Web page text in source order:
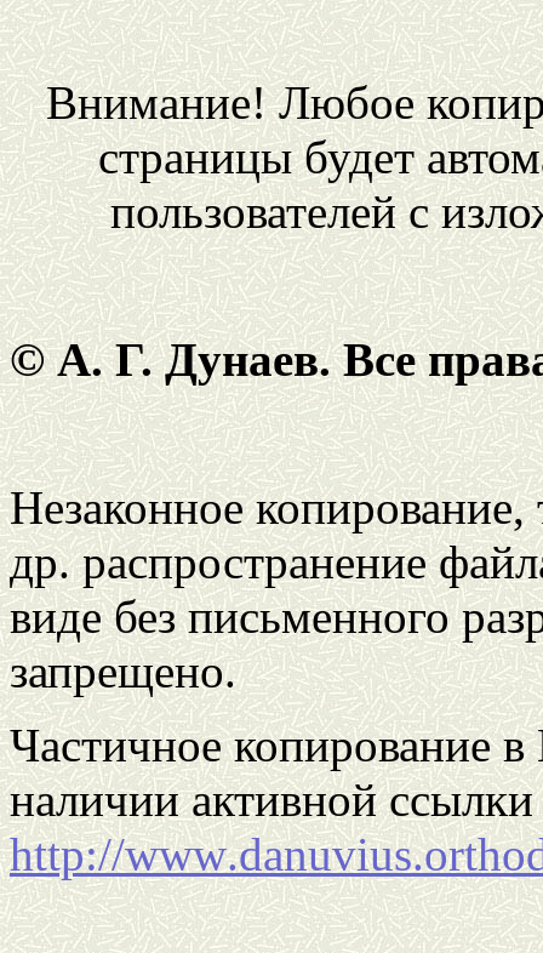
Внимание! Любое
страницы будет
пользователей с
© А. Г. Дунаев. Все
Незаконное
др. распространение
виде без письменного
запрещено.
Частичное копирование
наличии активной ссылки
http://www.danuvius.